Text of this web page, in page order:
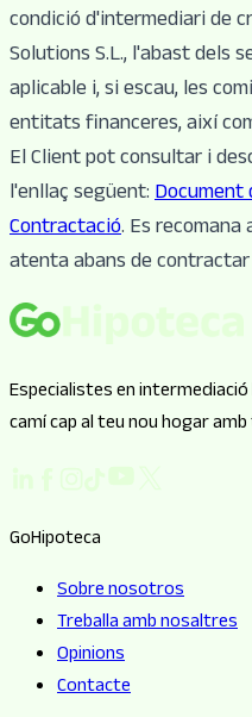
condició d'intermediari de
Solutions S.L., l'abast dels
aplicable i, si escau, les
entitats financeres, així
El Client pot consultar i
l'enllaç següent:
Contractació. Es
atenta abans de
Especialistes en
camí cap al teu nou hogar
GoHipoteca
Sobre nosotros
Treballa amb nosaltres
Opinions
Contacte